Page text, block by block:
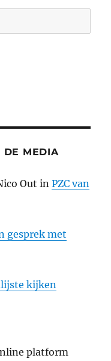
DE MEDIA
Out inPZC van
gesprek met
kijken
platform